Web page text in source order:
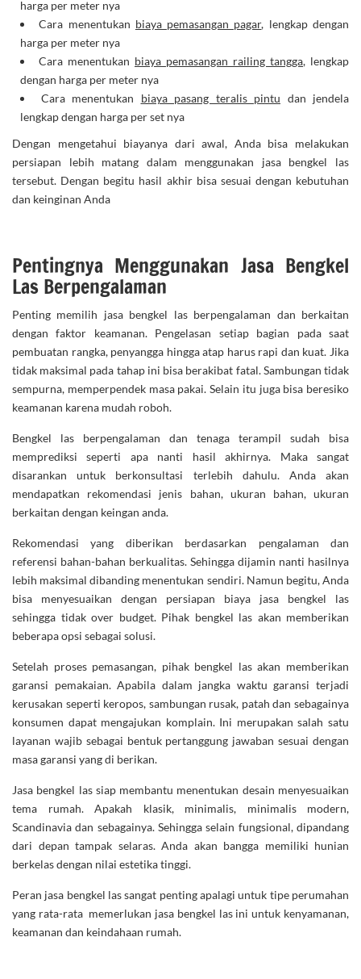
harga per meter nya
Cara menentukan biaya pemasangan pagar, lengkap dengan
harga per meter nya
Cara menentukan biaya pemasangan railing tangga, lengkap
dengan harga per meter nya
Cara menentukan biaya pasang teralis pintu dan jendela
lengkap dengan harga per set nya
Dengan mengetahui biayanya dari awal, Anda bisa melakukan
persiapan lebih matang dalam menggunakan jasa bengkel las
tersebut. Dengan begitu hasil akhir bisa sesuai dengan kebutuhan
dan keinginan Anda
Pentingnya Menggunakan Jasa Bengkel
Las Berpengalaman
Penting memilih jasa bengkel las berpengalaman dan berkaitan
dengan faktor keamanan. Pengelasan setiap bagian pada saat
pembuatan rangka, penyangga hingga atap harus rapi dan kuat. Jika
tidak maksimal pada tahap ini bisa berakibat fatal. Sambungan tidak
sempurna, memperpendek masa pakai. Selain itu juga bisa beresiko
keamanan karena mudah roboh.
Bengkel las berpengalaman dan tenaga terampil sudah bisa
memprediksi seperti apa nanti hasil akhirnya. Maka sangat
disarankan untuk berkonsultasi terlebih dahulu. Anda akan
mendapatkan rekomendasi jenis bahan, ukuran bahan, ukuran
berkaitan dengan keingan anda.
Rekomendasi yang diberikan berdasarkan pengalaman dan
referensi bahan-bahan berkualitas. Sehingga dijamin nanti hasilnya
lebih maksimal dibanding menentukan sendiri. Namun begitu, Anda
bisa menyesuaikan dengan persiapan biaya jasa bengkel las
sehingga tidak over budget. Pihak bengkel las akan memberikan
beberapa opsi sebagai solusi.
Setelah proses pemasangan, pihak bengkel las akan memberikan
garansi pemakaian. Apabila dalam jangka waktu garansi terjadi
kerusakan seperti keropos, sambungan rusak, patah dan sebagainya
konsumen dapat mengajukan komplain. Ini merupakan salah satu
layanan wajib sebagai bentuk pertanggung jawaban sesuai dengan
masa garansi yang di berikan.
Jasa bengkel las siap membantu menentukan desain menyesuaikan
tema rumah. Apakah klasik, minimalis, minimalis modern,
Scandinavia dan sebagainya. Sehingga selain fungsional, dipandang
dari depan tampak selaras. Anda akan bangga memiliki hunian
berkelas dengan nilai estetika tinggi.
Peran jasa bengkel las sangat penting apalagi untuk tipe perumahan
yang rata-rata memerlukan jasa bengkel las ini untuk kenyamanan,
keamanan dan keindahaan rumah.